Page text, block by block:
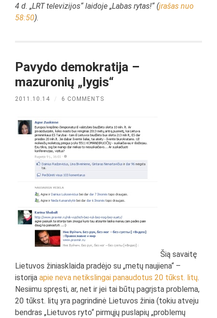
4 d. „LRT televizijos“ laidoje „Labas rytas!“ (įrašas nuo
58:50).
Pavydo demokratija –
mazuronių „lygis“
2011.10.14 / 6 COMMENTS
Šią savaitę
Lietuvos žiniasklaida pradėjo su „metų naujiena“ –
istorijaapie neva netikslingai panaudotus 20 tūkst. litų.
Nesiimu spręsti, ar, net ir jei tai būtų pagrįsta problema,
20 tūkst. litų yra pagrindinė Lietuvos žinia (tokiu atveju
bendras „Lietuvos ryto“ pirmųjų puslapių „problemų